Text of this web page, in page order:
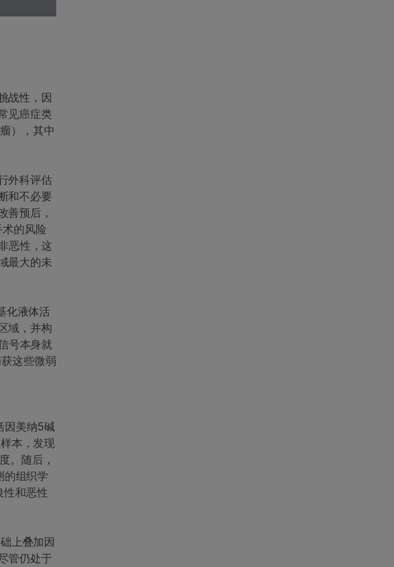
战性，因
见癌症类
），其中
外科评估
和不必要
善预后，
的风险
恶性，这
最大的未
化液体活
域，并构
号本身就
这些微弱
因美纳5碱
本，发现
。随后，
的组织学
和恶性
上叠加因
管仍处于